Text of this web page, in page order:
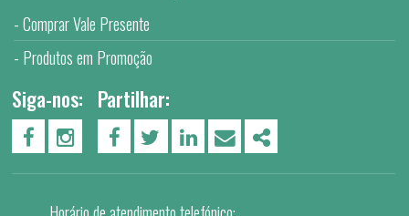
Comprar Vale Presente
Produtos em Promoção
Siga-nos:
PÁGINA DO FACEBOOK
PÁGINA DO INSTAGRAM
Partilhar:
FACEBOOKTWITTERLINKEDIN
EMAIL